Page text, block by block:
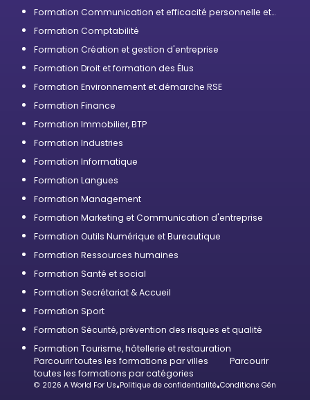
Formation Communication et efficacité personnelle et
Formation Comptabilité
Formation Création et gestion d'entreprise
Formation Droit et formation des Élus
Formation Environnement et démarche RSE
Formation Finance
Formation Immobilier, BTP
Formation Industries
Formation Informatique
Formation Langues
Formation Management
Formation Marketing et Communication d'entreprise
Formation Outils Numérique et Bureautique
Formation Ressources humaines
Formation Santé et social
Formation Secrétariat & Accueil
Formation Sport
Formation Sécurité, prévention des risques et qualité
Formation Tourisme, hôtellerie et restauration
Parcourir toutes les formations par villes
Parcourir
toutes les formations par catégories
© 2026 A World For Us•Politique de confidentialité•Conditions Générales